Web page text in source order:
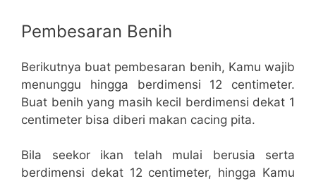
Pembesaran Benih
Berikutnya buat pembesaran benih, Kamu wajib
menunggu hingga berdimensi 12 centimeter.
Buat benih yang masih kecil berdimensi dekat 1
centimeter bisa diberi makan cacing pita.
Bila seekor ikan telah mulai berusia serta
berdimensi dekat 12 centimeter, hingga Kamu